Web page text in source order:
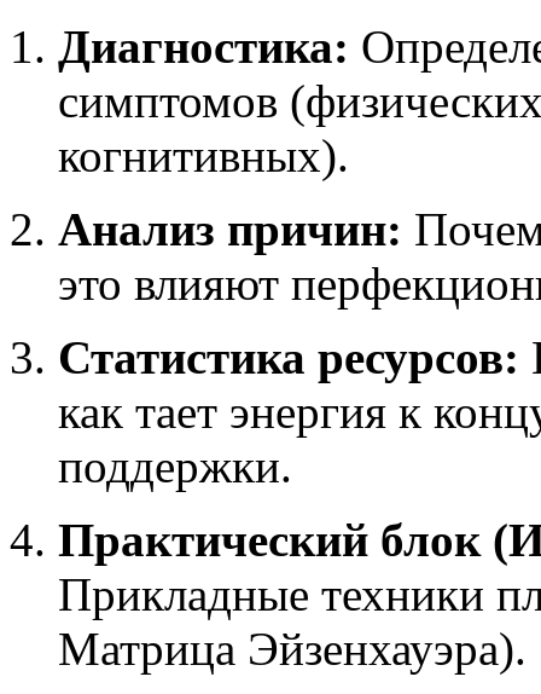
Диагностика:
симптомов
когнитивных).
Анализ причин:
это влияют
Статистика ресурсов:
как тает энергия к
поддержки.
Практический блок
Прикладные техники
Матрица Эйзенхауэра).